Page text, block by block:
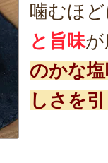
噛むほ
と旨味が
のかな
しさを